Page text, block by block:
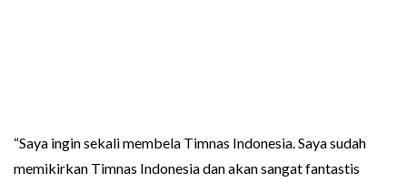
“Saya ingin sekali membela Timnas Indonesia. Saya sudah
memikirkan Timnas Indonesia dan akan sangat fantastis